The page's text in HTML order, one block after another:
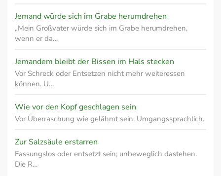
Jemand würde sich im Grabe herumdrehen
„Mein Großvater würde sich im Grabe herumdrehen,
wenn er da…
Jemandem bleibt der Bissen im Hals stecken
Vor Schreck oder Entsetzen nicht mehr weiteressen
können. U…
Wie vor den Kopf geschlagen sein
Vor Überraschung wie gelähmt sein. Umgangssprachlich.
Zur Salzsäule erstarren
Fassungslos oder entsetzt sein; unbeweglich dastehen.
Die R…